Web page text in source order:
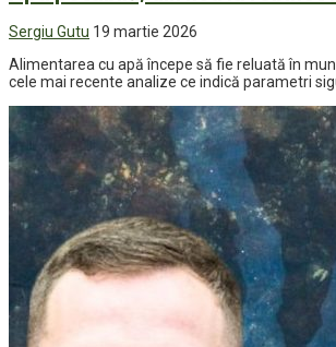
Sergiu Gutu 19 martie 2026
Alimentarea cu apă începe să fie reluată în
cele mai recente analize ce indică parametri